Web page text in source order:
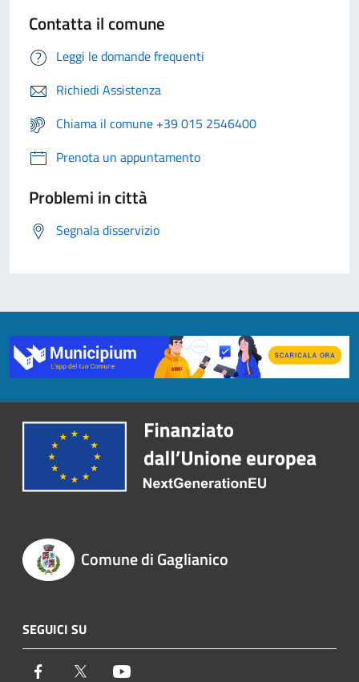
Contatta il comune
Leggi le domande frequenti
Richiedi Assistenza
Chiama il comune +39 015 2546400
Prenota un appuntamento
Problemi in città
Segnala disservizio
Comune di Gaglianico
SEGUICI SU
Facebook Twitter